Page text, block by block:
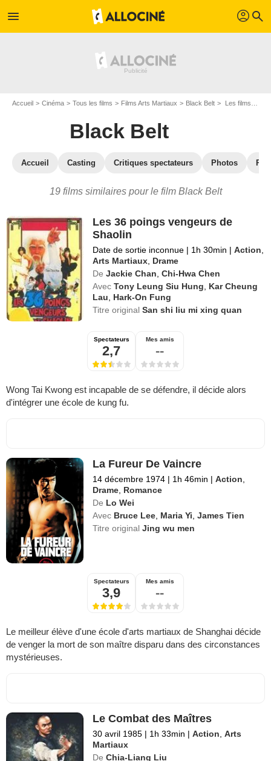
menu profil search
Accueil Cinéma Tous les films Films Arts Martiaux Black Belt Les films similaires à "Black Belt"
Black Belt
Accueil Casting Critiques spectateurs Photos
19 films similaires pour le film Black Belt
Les 36 poings vengeurs de
Shaolin
Date de sortie inconnue | 1h 30min | Action
Arts Martiaux Drame
De Jackie Chan ,Chi-Hwa Chen
Avec Tony Leung Siu Hung
Kar Cheung
Lau
Hark-On Fung
Titre originalSan shi liu mi xing quan
Spectateurs
2,7
Mes amis
--
Wong Tai Kwong est incapable de se défendre, il décide alors
d'intégrer une école de kung fu.
La Fureur De Vaincre
14 décembre 1974 | 1h 46min | Action
Drame Romance
De Lo Wei
Avec Bruce Lee Maria Yi ,James Tien
Titre originalJing wu men
Spectateurs
3,9
Mes amis
--
Le meilleur élève d'une école d'arts martiaux de Shanghai décide
de venger la mort de son maître disparu dans des circonstances
mystérieuses.
Le Combat des Maîtres
30 avril 1985 | 1h 33min | Action ,Arts
Martiaux
De Chia-Liang Liu